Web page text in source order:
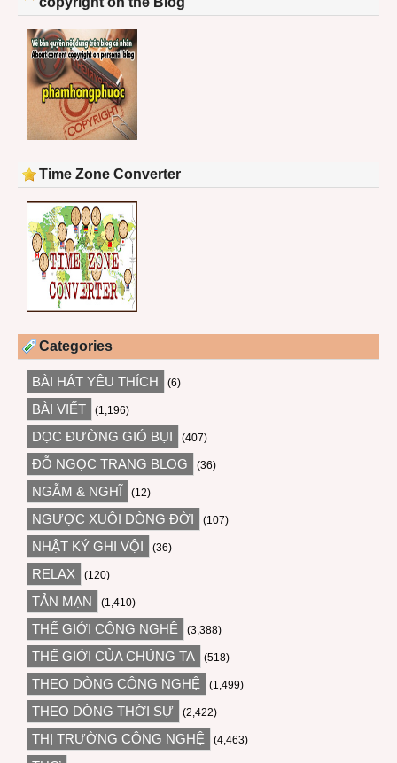
Time Zone Converter
Categories
BÀI HÁT YÊU THÍCH (6)
BÀI VIẾT (1,196)
DỌC ĐƯỜNG GIÓ BỤI (407)
ĐỖ NGỌC TRANG BLOG (36)
NGẪM & NGHĨ (12)
NGƯỢC XUÔI DÒNG ĐỜI (107)
NHẬT KÝ GHI VỘI (36)
RELAX (120)
TẢN MẠN (1,410)
THẾ GIỚI CÔNG NGHỆ (3,388)
THẾ GIỚI CỦA CHÚNG TA (518)
THEO DÒNG CÔNG NGHỆ (1,499)
THEO DÒNG THỜI SỰ (2,422)
THỊ TRƯỜNG CÔNG NGHỆ (4,463)